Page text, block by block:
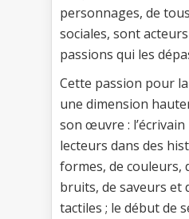
personnages, de
sociales, sont
passions qui les
Cette passion pour
une dimension
son œuvre :
lecteurs dans des
formes, de couleurs,
bruits, de saveurs et
tactiles ; le début de